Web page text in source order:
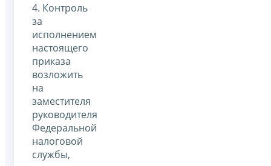
4. Контроль
за
исполнением
настоящего
приказа
возложить
на
заместителя
руководителя
Федеральной
налоговой
службы,